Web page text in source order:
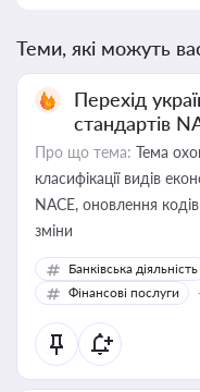
Теми, які можуть
Перехід
стандартів
Про що тема: Тема
класифікації видів
NACE, оновлення
зміни
Банківська діяльність
Фінансові послуги